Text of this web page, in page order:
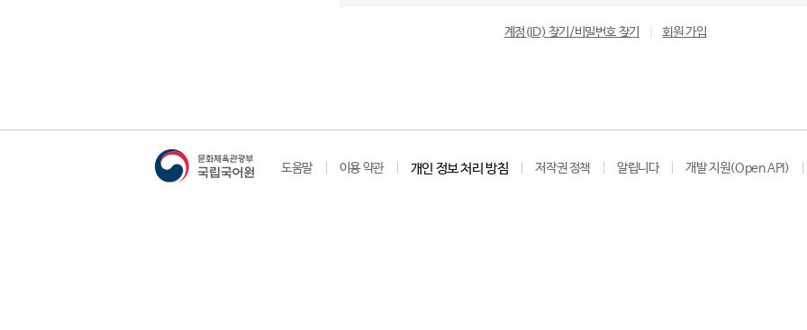
계정(ID) 찾기/비밀번호 찾기 회원 가입
도움말 이용 약관 개인 정보 처리 방침 저작권 정책 알립니다 개발 지원(Open API)